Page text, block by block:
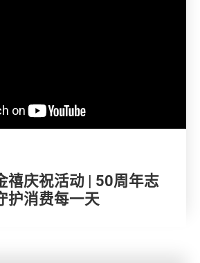
禧庆祝活动 | 50周年志
护消费每一天